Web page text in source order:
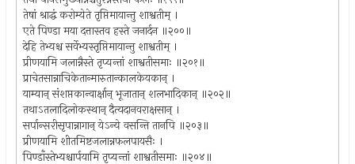
तेषां श्राद्धं करोम्येते तृप्तिमायान्तु शाश्वतीम् ।
एते पिण्डा मया दत्तास्तव हस्ते जनार्दन ॥२००॥
देहि तेभ्यश्च सर्वेभ्यस्तृप्तिमायान्तु शाश्वतीम् ।
प्रीणयामि जलान्नैस्ते तृप्यन्तां शाश्वतीसमाः ॥२०१॥
प्राचेतसान्नाचिकेतान्मारुतान्कालकेयकान् ।
याम्यान् संशप्तकान्वार्क्षान् भूजातान् शलभादिकान् ॥२०२॥
तथाऽतलादिलोकस्थान् दैत्यदानवराक्षसान् ।
सर्पान्सरीसृपान्नागान् येऽन्ये वसन्ति तानपि ॥२०३॥
प्रीणयामि शीतमिष्टजलान्नफलपायसैः ।
पिण्डाँस्तेभ्यश्चार्पयामि तृप्यन्तां शाश्वतीसमाः ॥२०४॥